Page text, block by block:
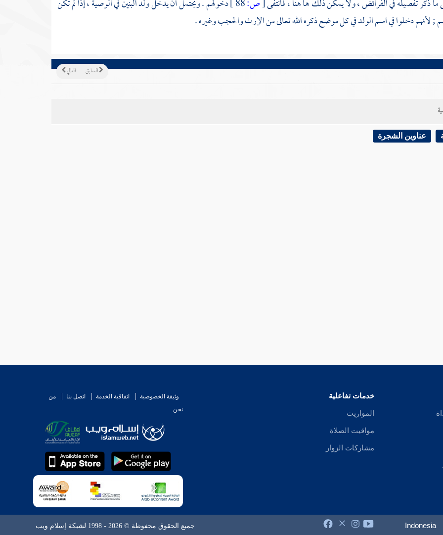
ما ذكر تفصيله في الفرائض ، ولا يمكن ذلك ها هنا ، فانتفى[ص:
دخولهم . ويحتمل أن يدخل ولد البنين في الوصية ، إذا لم تكن
; لأنهم دخلوا في اسم الولد في كل موضع ذكره الله تعالى من الإرث والحجب وغيره .
التالي السابق
عناوين الشجرة
خدمات تفاعلية
المواريث
مواقيت الصلاة
مشاركات الزوار
وثيقة الخصوصية اتفاقية الخدمة اتصل بنا
من
نحن
Indonesia جميع الحقوق محفوظة © 2026 - 1998 لشبكة إسلام ويب